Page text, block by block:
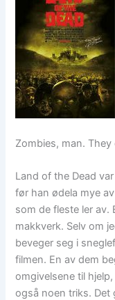
Zombies, man. They
Land of the Dead
før han ødela mye
som de fleste ler av.
makkverk. Selv om
beveger seg i
filmen. En av dem
omgivelsene til
også noen triks. Det